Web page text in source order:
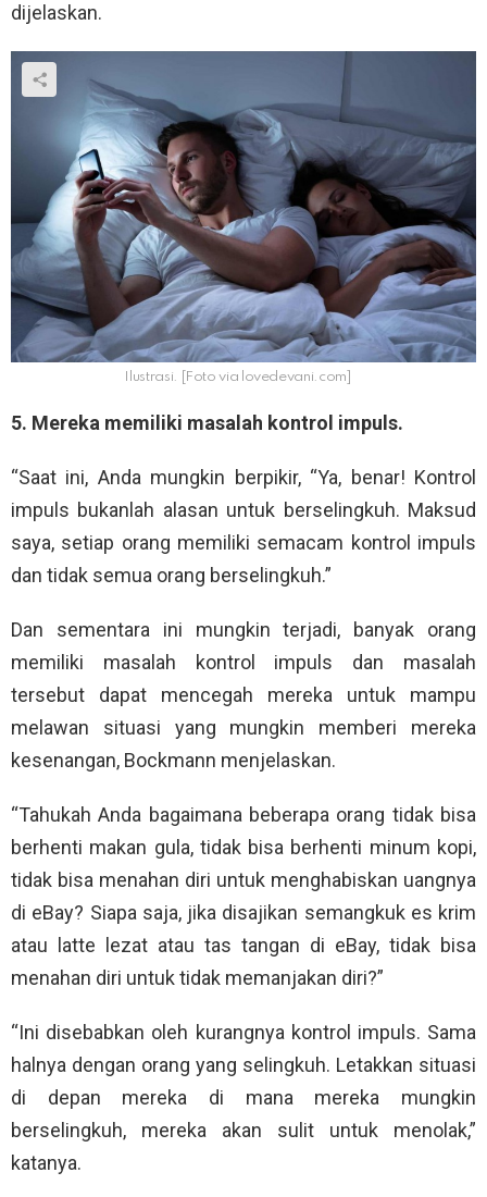
dijelaskan.
Ilustrasi. [Foto via lovedevani.com]
5. Mereka memiliki masalah kontrol impuls.
“Saat ini, Anda mungkin berpikir, “Ya, benar! Kontrol
impuls bukanlah alasan untuk berselingkuh. Maksud
saya, setiap orang memiliki semacam kontrol impuls
dan tidak semua orang berselingkuh.”
Dan sementara ini mungkin terjadi, banyak orang
memiliki masalah kontrol impuls dan masalah
tersebut dapat mencegah mereka untuk mampu
melawan situasi yang mungkin memberi mereka
kesenangan, Bockmann menjelaskan.
“Tahukah Anda bagaimana beberapa orang tidak bisa
berhenti makan gula, tidak bisa berhenti minum kopi,
tidak bisa menahan diri untuk menghabiskan uangnya
di eBay? Siapa saja, jika disajikan semangkuk es krim
atau latte lezat atau tas tangan di eBay, tidak bisa
menahan diri untuk tidak memanjakan diri?”
“Ini disebabkan oleh kurangnya kontrol impuls. Sama
halnya dengan orang yang selingkuh. Letakkan situasi
di depan mereka di mana mereka mungkin
berselingkuh, mereka akan sulit untuk menolak,”
katanya.